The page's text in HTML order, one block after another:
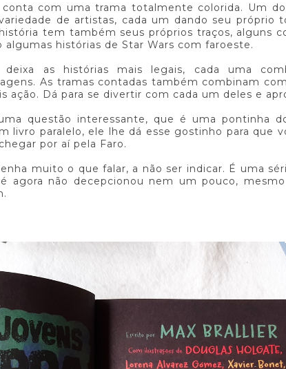
conta com uma trama totalmente colorida. Um
de artistas, cada um dando seu próprio
tem também seus próprios traços, alguns
histórias de Star Wars com faroeste.
deixa as histórias mais legais, cada uma
As tramas contadas também combinam
ação. Dá para se divertir com cada um deles e
questão interessante, que é uma pontinha
livro paralelo, ele lhe dá esse gostinho para que
por aí pela Faro.
muito o que falar, a não ser indicar. É uma
agora não decepcionou nem um pouco, mesmo